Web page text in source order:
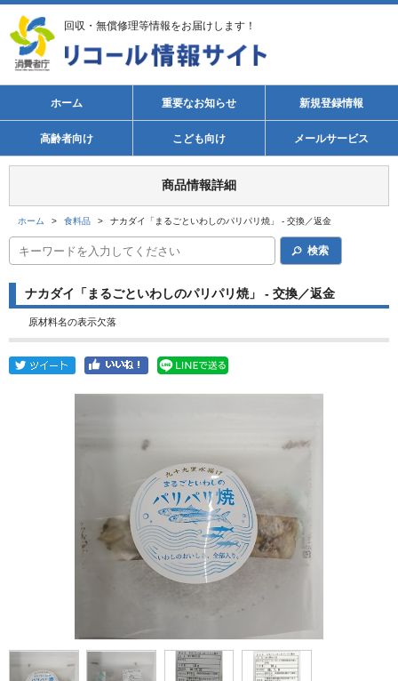
回収・無償修理等情報をお届けします！
ホーム 重要なお知らせ 新規登録情報
高齢者向け こども向け メールサービス
商品情報詳細
ホーム > 食料品 > ナカダイ「まるごといわしのパリパリ焼」 - 交換／返金
検索
ナカダイ「まるごといわしのパリパリ焼」 - 交換／返金
原材料名の表示欠落